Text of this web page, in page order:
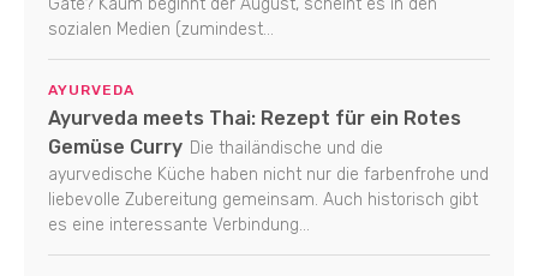
Gate? Kaum beginnt der August, scheint es in den
sozialen Medien (zumindest...
AYURVEDA
Ayurveda meets Thai: Rezept für ein Rotes
Gemüse Curry Die thailändische und die
ayurvedische Küche haben nicht nur die farbenfrohe und
liebevolle Zubereitung gemeinsam. Auch historisch gibt
es eine interessante Verbindung...